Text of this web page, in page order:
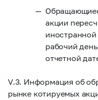
акции
рабочий
отчетной
V.3. Информация об
рынке котируемых